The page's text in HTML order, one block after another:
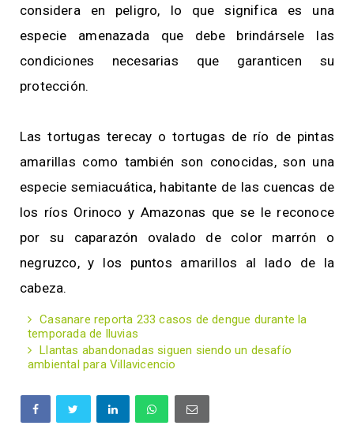
considera en peligro, lo que significa es una
especie amenazada que debe brindársele las
condiciones necesarias que garanticen su
protección.
Las tortugas terecay o tortugas de río de pintas
amarillas como también son conocidas, son una
especie semiacuática, habitante de las cuencas de
los ríos Orinoco y Amazonas que se le reconoce
por su caparazón ovalado de color marrón o
negruzco, y los puntos amarillos al lado de la
cabeza.
Casanare reporta 233 casos de dengue durante la
temporada de lluvias
Llantas abandonadas siguen siendo un desafío
ambiental para Villavicencio